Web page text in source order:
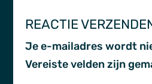
REACTIE
Je e-mailadres wordt
Vereiste velden zijn